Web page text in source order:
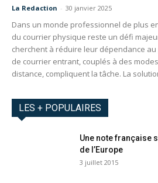
La Redaction - 30 janvier 2025
Dans un monde professionnel de plus
du courrier physique reste un défi
cherchent à réduire leur dépendance
de courrier entrant, couplés à des
distance, compliquent la tâche. La
LES + POPULAIRES
Une note française
de l’Europe
3 juillet 2015